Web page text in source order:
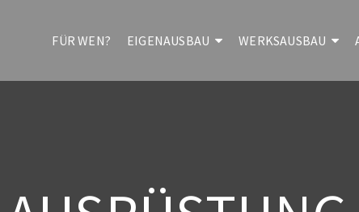
FÜR WEN? EIGENAUSBAU WERKSAUSBAU